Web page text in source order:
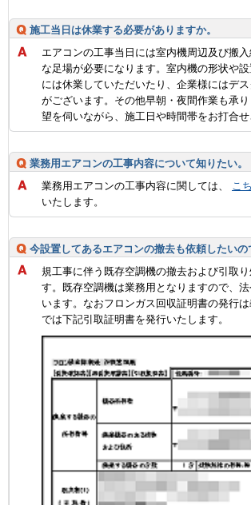
施工当日は休業する必要がありますか。
エアコンの工事当日には室内機周辺及び搬
な足場が必要になります。室内機の形状や
には休業していただいたり、企業様にはデ
がございます。その他早朝・夜間作業も承
望を伺いながら、施工日や時間帯をお打合せ
業務用エアコンの工事内容について知りたい。
業務用エアコンの工事内容に関しては、
こ
いたします。
今設置してあるエアコンの撤去も依頼したいの
規工事に伴う既存空調機の撤去および引取
す。既存空調機は業務用となりますので、
います。なおフロンガス回収証明書の発行
では下記引取証明書を発行いたします。